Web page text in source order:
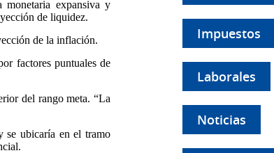
expansiva y
de liquidez.
de la inflación.
factores puntuales de
del rango meta. “La
se ubicaría en el tramo
Impuestos
Laborales
Noticias